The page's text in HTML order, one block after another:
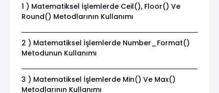
1 ) Matematiksel İşlemlerde Ceil(), Floor() Ve
Round() Metodlarının Kullanımı
2 ) Matematiksel İşlemlerde Number_Format()
Metodunun Kullanımı
3 ) Matematiksel İşlemlerde Min() Ve Max()
Metodlarının Kullanımı